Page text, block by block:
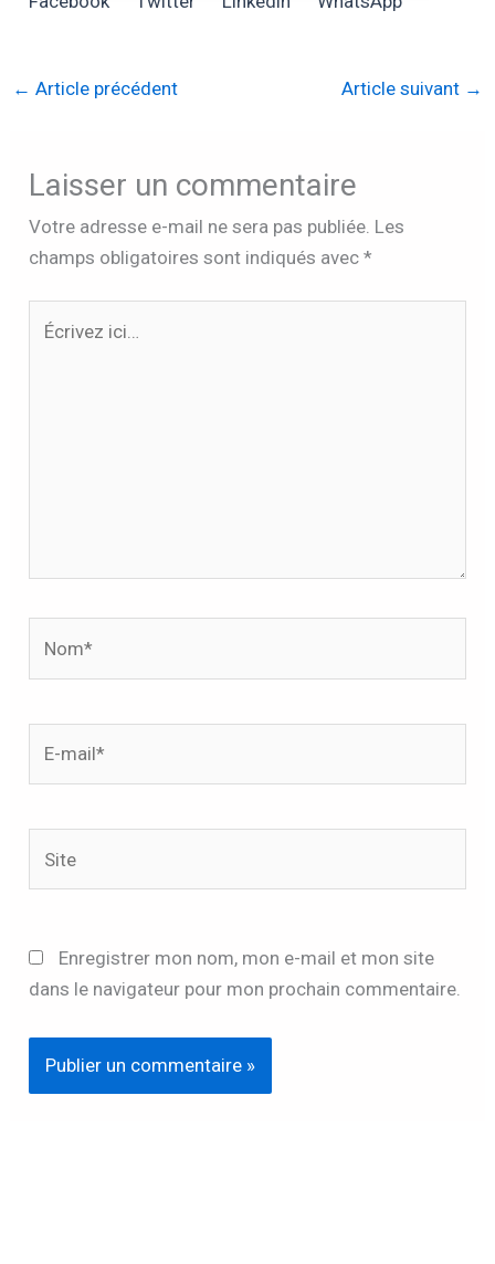
← Article précédent Article suivant →
Laisser un commentaire
Votre adresse e-mail ne sera pas publiée. Les
champs obligatoires sont indiqués avec*
Enregistrer mon nom, mon e-mail et mon site
dans le navigateur pour mon prochain commentaire.